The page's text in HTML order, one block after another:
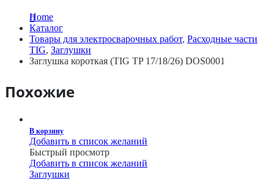
Home
Каталог
Товары для электросварочных работ, Расходные части
TIG, Заглушки
Заглушка короткая (TIG TP 17/18/26) DOS0001
Похожие
В корзину
Добавить в список желаний
Быстрый просмотр
Добавить в список желаний
Заглушки